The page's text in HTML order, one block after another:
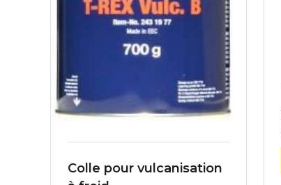
Colle pour vulcanisation